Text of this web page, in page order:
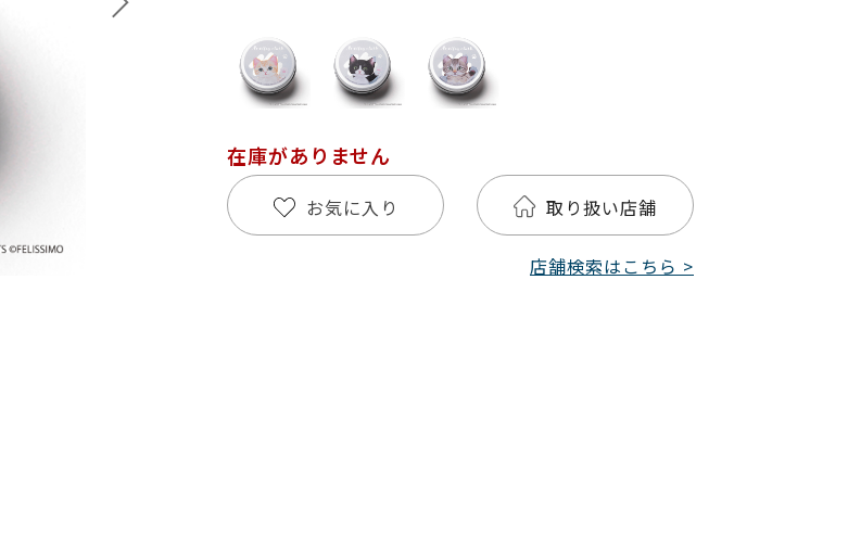
在庫がありません
お気に入り 取り扱い店舗
店舗検索はこちら >